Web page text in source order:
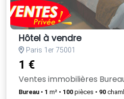
Hôtel à vendre
Paris 1er 75001
1 €
Ventes immobilières
Bureau • 1 m² • 100 pièces • 90